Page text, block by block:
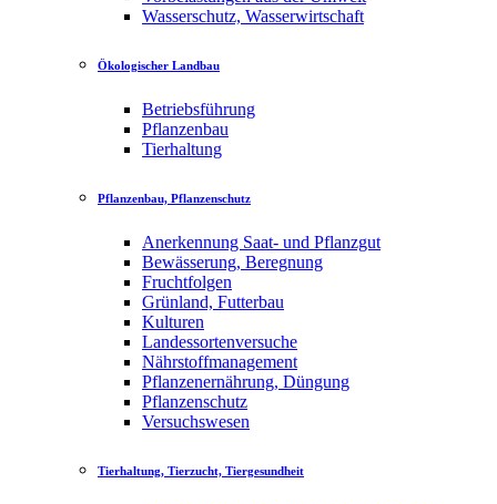
Wasserschutz, Wasserwirtschaft
Ökologischer Landbau
Betriebsführung
Pflanzenbau
Tierhaltung
Pflanzenbau, Pflanzenschutz
Anerkennung Saat- und Pflanzgut
Bewässerung, Beregnung
Fruchtfolgen
Grünland, Futterbau
Kulturen
Landessortenversuche
Nährstoffmanagement
Pflanzenernährung, Düngung
Pflanzenschutz
Versuchswesen
Tierhaltung, Tierzucht, Tiergesundheit